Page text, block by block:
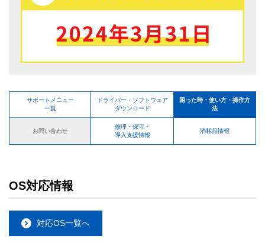
サポートメニュー
一覧
ドライバー・ソフトウェア
ダウンロード
困った時・使い方・操作方
法
お問い合わせ
修理・保守・
導入支援情報
消耗品情報
OS対応情報
対応OS一覧へ